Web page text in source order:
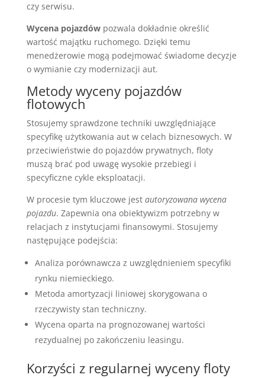
czy serwisu.
Wycena pojazdówpozwala dokładnie określić
wartość majątku ruchomego. Dzięki temu
menedżerowie mogą podejmować świadome decyzje
o wymianie czy modernizacji aut.
Metody wyceny pojazdów
flotowych
Stosujemy sprawdzone techniki uwzględniające
specyfikę użytkowania aut w celach biznesowych. W
przeciwieństwie do pojazdów prywatnych, floty
muszą brać pod uwagę wysokie przebiegi i
specyficzne cykle eksploatacji.
W procesie tym kluczowe jest autoryzowana wycena
pojazdu. Zapewnia ona obiektywizm potrzebny w
relacjach z instytucjami finansowymi. Stosujemy
następujące podejścia:
Analiza porównawcza z uwzględnieniem specyfiki
rynku niemieckiego.
Metoda amortyzacji liniowej skorygowana o
rzeczywisty stan techniczny.
Wycena oparta na prognozowanej wartości
rezydualnej po zakończeniu leasingu.
Korzyści z regularnej wyceny floty